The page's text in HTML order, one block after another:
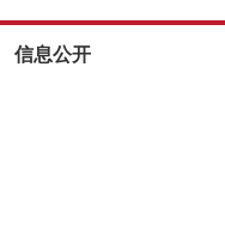
信息公开